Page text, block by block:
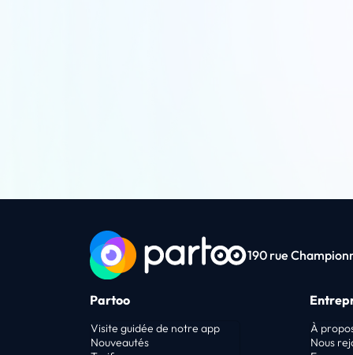
190 rue
Partoo
Visite guidée de notre app
Nouveautés
À
Nous